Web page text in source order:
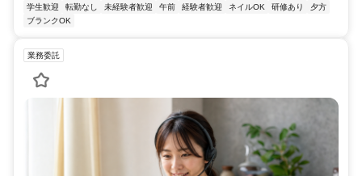
学生歓迎
転勤なし 未経験者歓迎 午前 経験者歓迎 ネイルOK 研修あり
夕方
ブランクOK
業務委託